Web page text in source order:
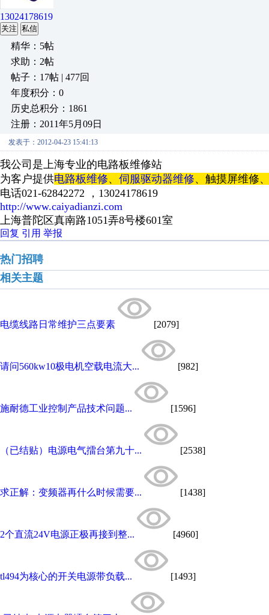
13024178619
关注 私信
精华：5帖
求助：2帖
帖子：17帖 | 477回
年度积分：0
历史总积分：1861
注册：2011年5月09日
发表于：2012-04-23 15:41:13
我公司是上海专业的电路板维修站
为客户提供电路板维修、 伺服驱动器维修、触摸屏维修
电话021-62842272 ，13024178619
http://www.caiyadianzi.com
上海普陀区真南路1051弄8号楼601室
回复 引用 举报
热门招聘
相关主题
电缆线路日常维护三点要素 [2079]
请问560kw10极电机空载电流大... [982]
施耐德工业控制产品技术问题... [1596]
（已结贴）电源电气擂台第九十... [2538]
求正解：变频器再什么时候需要... [1438]
2个直流24V电源正极再接到整... [4960]
tl494为核心的开关电源带负载... [1493]